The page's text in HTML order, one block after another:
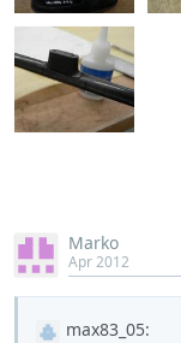
Marko
Apr 2012
max83_05: